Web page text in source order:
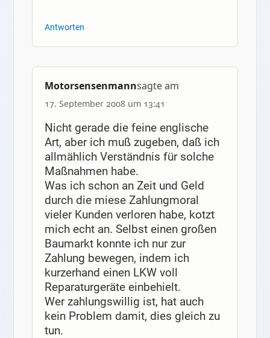
Antworten
Motorsensenmannsagte am
17. September 2008 um 13:41
Nicht gerade die feine englische
Art, aber ich muß zugeben, daß ich
allmählich Verständnis für solche
Maßnahmen habe.
Was ich schon an Zeit und Geld
durch die miese Zahlungmoral
vieler Kunden verloren habe, kotzt
mich echt an. Selbst einen großen
Baumarkt konnte ich nur zur
Zahlung bewegen, indem ich
kurzerhand einen LKW voll
Reparaturgeräte einbehielt.
Wer zahlungswillig ist, hat auch
kein Problem damit, dies gleich zu
tun.